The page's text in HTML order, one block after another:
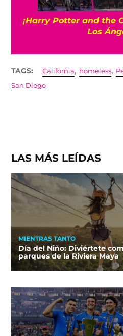
¡Harry Potter and the
Los
TAGS: California, homeless,
San Diego
LAS MÁS LEÍDAS
MIENTRAS TANTO
Día del Niño: Diviértete
parques de la Riviera Maya